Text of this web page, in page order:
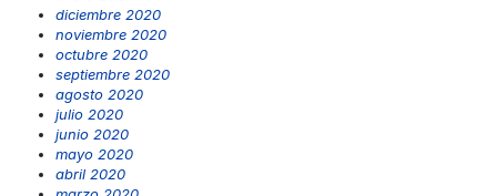
diciembre 2020
noviembre 2020
octubre 2020
septiembre 2020
agosto 2020
julio 2020
junio 2020
mayo 2020
abril 2020